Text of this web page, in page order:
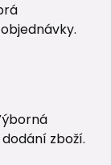
zboží.